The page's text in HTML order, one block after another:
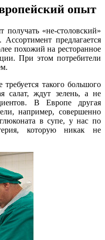
опыт
получать «не-столовский»
предлагается
похожий на ресторанное
При этом потребители
такого большого
салат, ждут зелень, а не
В Европе другая
например, совершенно
в супе, у нас по
которую никак не